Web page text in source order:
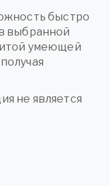
быстро
выбранной
умеющей
не является